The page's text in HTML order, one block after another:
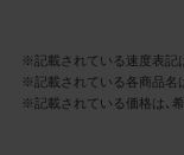
データ利
されるこ
※記載されている速度表記
※記載されている各商品名
※記載されている価格は、